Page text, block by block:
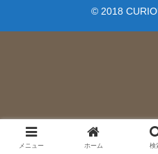
© 2018
メニュー ホーム 検